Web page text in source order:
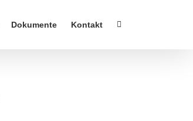
Dokumente Kontakt